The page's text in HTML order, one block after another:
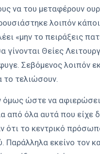
να του μεταφέρουν
λοιπόν
«μην το πειράξεις
γίνονται Θείες
Σεβόμενος λοιπόν
το τελιώσουν.
όμως ώστε να
από όλα αυτά που είχε
ότι το κεντρικό
Παράλληλα εκείνο τον